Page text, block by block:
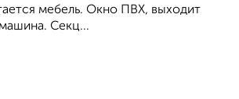
мебель. Окно ПВХ, выходит
Секц...